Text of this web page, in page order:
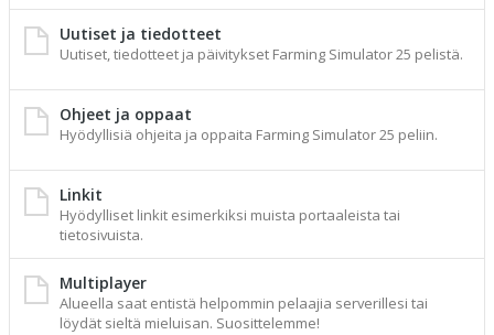
Uutiset ja tiedotteet
Uutiset, tiedotteet ja päivitykset Farming Simulator 25 pelistä.
Ohjeet ja oppaat
Hyödyllisiä ohjeita ja oppaita Farming Simulator 25 peliin.
Linkit
Hyödylliset linkit esimerkiksi muista portaaleista tai
tietosivuista.
Multiplayer
Alueella saat entistä helpommin pelaajia serverillesi tai
löydät sieltä mieluisan. Suosittelemme!